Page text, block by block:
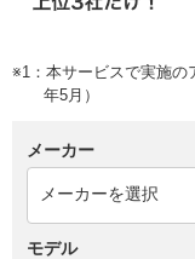
※1：本サービスで実施の
年5月）
メーカー
モデル